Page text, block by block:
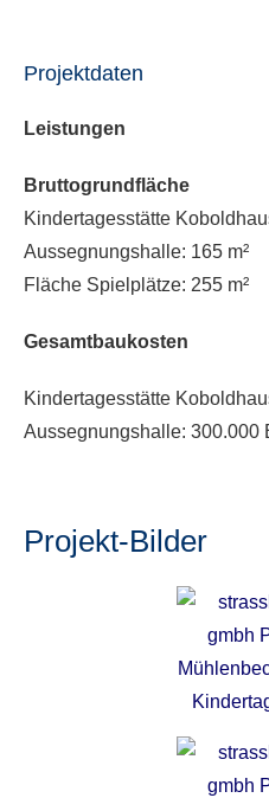
Projektdaten
Leistungen
Bruttogrundfläche
Kindertagesstätte
Aussegnungshalle: 165 m²
Fläche Spielplätze: 255 m²
Gesamtbaukosten
Kindertagesstätte
Aussegnungshalle: 300.000
Projekt-Bilder